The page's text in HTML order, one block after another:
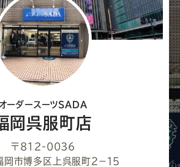
し
て
く
だ
い
オーダースーツSADA
岡呉服町店
〒812-0036
岡市博多区上呉服町２−１５